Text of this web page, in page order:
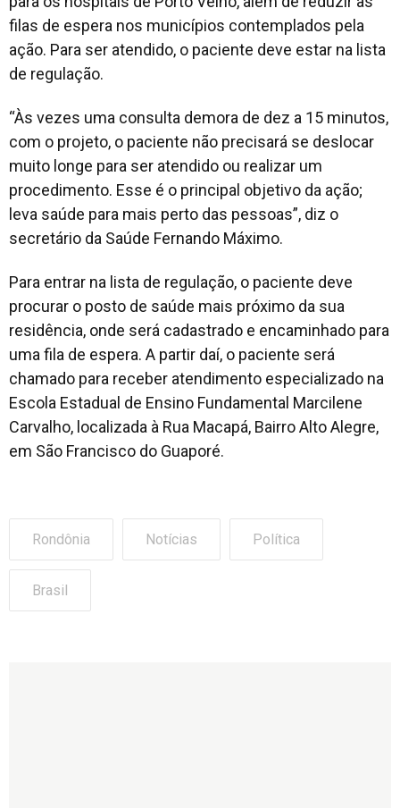
filas de espera nos municípios contemplados pela
ação. Para ser atendido, o paciente deve estar na lista
de regulação.
“Às vezes uma consulta demora de dez a 15 minutos,
com o projeto, o paciente não precisará se deslocar
muito longe para ser atendido ou realizar um
procedimento. Esse é o principal objetivo da ação;
leva saúde para mais perto das pessoas”, diz o
secretário da Saúde Fernando Máximo.
Para entrar na lista de regulação, o paciente deve
procurar o posto de saúde mais próximo da sua
residência, onde será cadastrado e encaminhado para
uma fila de espera. A partir daí, o paciente será
chamado para receber atendimento especializado na
Escola Estadual de Ensino Fundamental Marcilene
Carvalho, localizada à Rua Macapá, Bairro Alto Alegre,
em São Francisco do Guaporé.
Rondônia Notícias Política
Brasil